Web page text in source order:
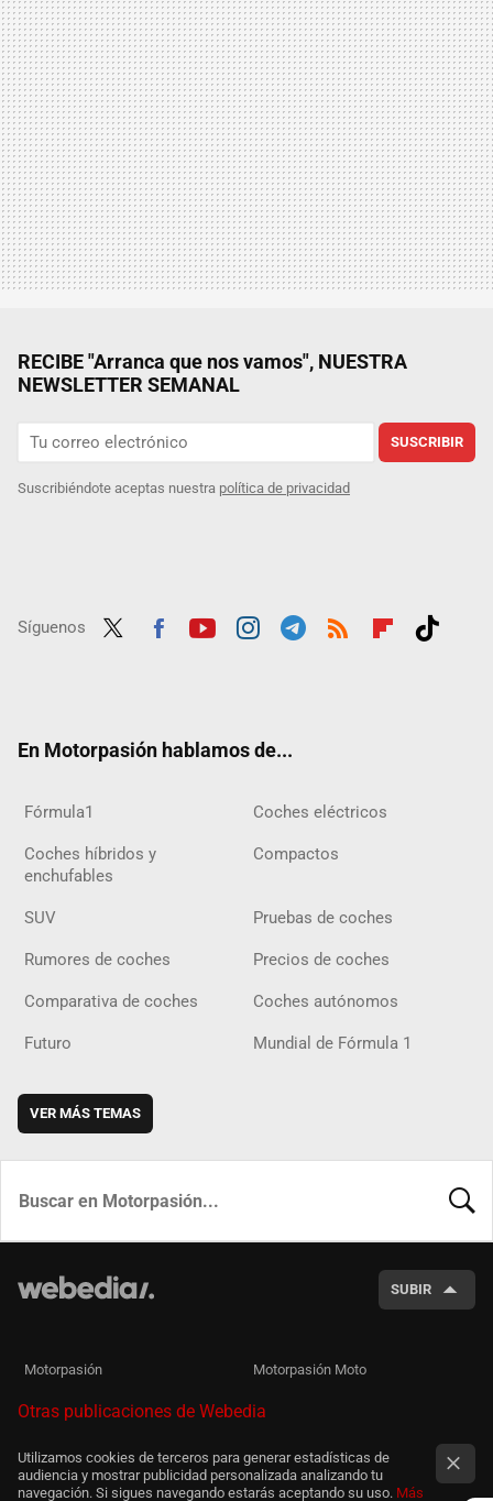
RECIBE "Arranca que nos vamos", NUESTRA
NEWSLETTER SEMANAL
SUSCRIBIR
Suscribiéndote aceptas nuestra política de privacidad
Síguenos
En Motorpasión hablamos de...
Fórmula1 Coches eléctricos
Coches híbridos y
enchufables
Compactos
SUV Pruebas de coches
Rumores de coches Precios de coches
Comparativa de coches Coches autónomos
Futuro Mundial de Fórmula 1
VER MÁS TEMAS
SUBIR
Motorpasión Motorpasión Moto
Otras publicaciones de Webedia
Utilizamos cookies de terceros para generar estadísticas de
audiencia y mostrar publicidad personalizada analizando tu
navegación. Si sigues navegando estarás aceptando su uso. Más